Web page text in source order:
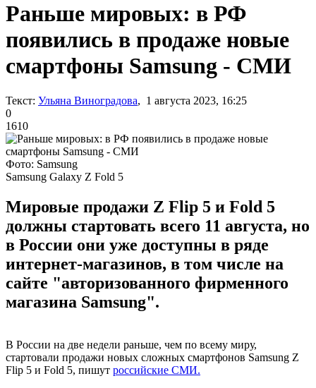
Раньше мировых: в РФ
появились в продаже новые
смартфоны Samsung - СМИ
Текст: Ульяна Виноградова, 1 августа 2023, 16:25
0
1610
Фото: Samsung
Samsung Galaxy Z Fold 5
Мировые продажи Z Flip 5 и Fold 5
должны стартовать всего 11 августа, но
в России они уже доступны в ряде
интернет-магазинов, в том числе на
сайте "авторизованного фирменного
магазина Samsung".
В России на две недели раньше, чем по всему миру,
стартовали продажи новых сложных смартфонов Samsung Z
Flip 5 и Fold 5, пишут российские СМИ.